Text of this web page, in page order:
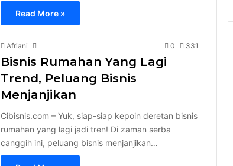
Read More »
Afriani 0 331
Bisnis Rumahan Yang Lagi
Trend, Peluang Bisnis
Menjanjikan
Cibisnis.com – Yuk, siap-siap kepoin deretan bisnis
rumahan yang lagi jadi tren! Di zaman serba
canggih ini, peluang bisnis menjanjikan…